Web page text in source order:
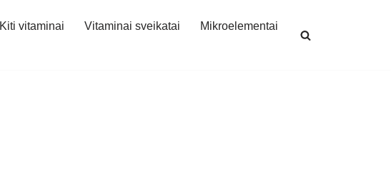
Kiti vitaminai Vitaminai sveikatai
Mikroelementai